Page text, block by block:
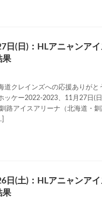
日(日)：HLアニャンア
果
道クレインズへの応援ありがと
ッケー2022-2023、11月27日(
路アイスアリーナ（北海道・
日(土)：HLアニャンア
果